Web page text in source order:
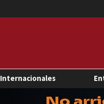
Internacionales